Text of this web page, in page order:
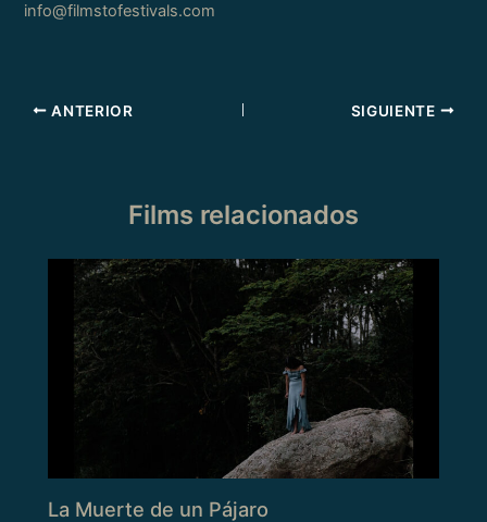
info@filmstofestivals.com
ANTERIOR SIGUIENTE
Films relacionados
La Muerte de un Pájaro